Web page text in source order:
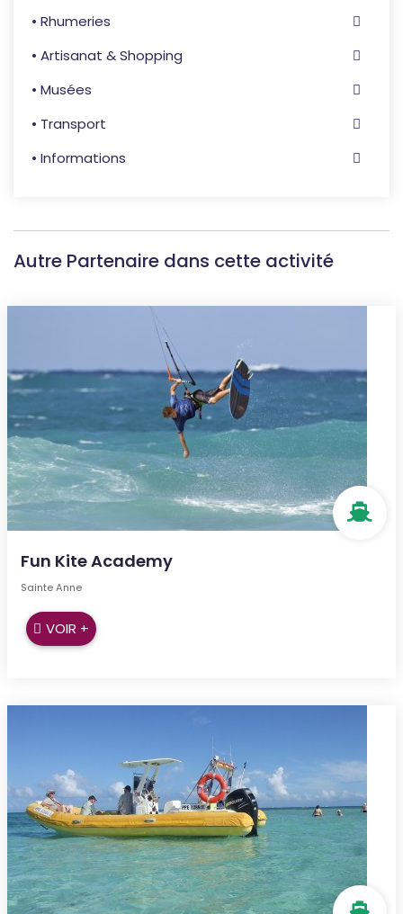
• Rhumeries
• Artisanat & Shopping
• Musées
• Transport
• Informations
Autre Partenaire dans cette activité
Fun Kite Academy
Sainte Anne
VOIR +